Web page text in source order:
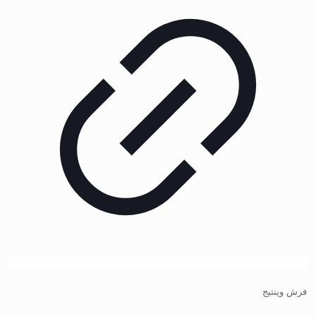
فرش وینتیج